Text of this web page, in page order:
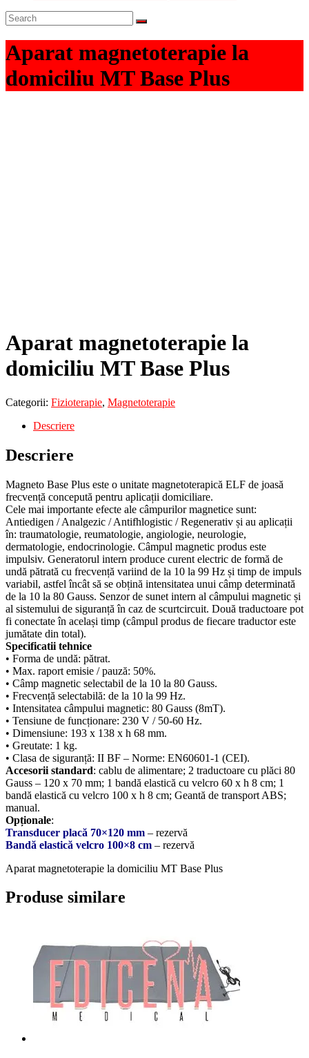
Aparat magnetoterapie la
domiciliu MT Base Plus
Aparat magnetoterapie la
domiciliu MT Base Plus
Categorii: Fizioterapie, Magnetoterapie
Descriere
Descriere
Magneto Base Plus este o unitate magnetoterapică ELF de joasă
frecvență concepută pentru aplicații domiciliare.
Cele mai importante efecte ale câmpurilor magnetice sunt:
Antiedigen / Analgezic / Antifhlogistic / Regenerativ și au aplicații
în: traumatologie, reumatologie, angiologie, neurologie,
dermatologie, endocrinologie. Câmpul magnetic produs este
impulsiv. Generatorul intern produce curent electric de formă de
undă pătrată cu frecvență variind de la 10 la 99 Hz și timp de impuls
variabil, astfel încât să se obțină intensitatea unui câmp determinată
de la 10 la 80 Gauss. Senzor de sunet intern al câmpului magnetic și
al sistemului de siguranță în caz de scurtcircuit. Două traductoare pot
fi conectate în același timp (câmpul produs de fiecare traductor este
jumătate din total).
Specificatii tehnice
• Forma de undă: pătrat.
• Max. raport emisie / pauză: 50%.
• Câmp magnetic selectabil de la 10 la 80 Gauss.
• Frecvență selectabilă: de la 10 la 99 Hz.
• Intensitatea câmpului magnetic: 80 Gauss (8mT).
• Tensiune de funcționare: 230 V / 50-60 Hz.
• Dimensiune: 193 x 138 x h 68 mm.
• Greutate: 1 kg.
• Clasa de siguranță: II BF – Norme: EN60601-1 (CEI).
Accesorii standard: cablu de alimentare; 2 traductoare cu plăci 80
Gauss – 120 x 70 mm; 1 bandă elastică cu velcro 60 x h 8 cm; 1
bandă elastică cu velcro 100 x h 8 cm; Geantă de transport ABS;
manual.
Opționale:
Transducer placă 70×120 mm – rezervă
Bandă elastică velcro 100×8 cm – rezervă
Aparat magnetoterapie la domiciliu MT Base Plus
Produse similare